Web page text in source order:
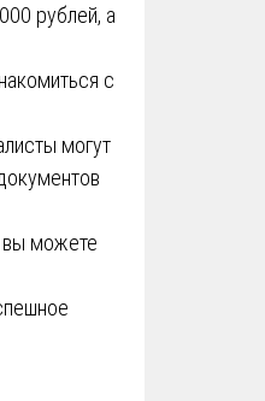
рублей, а
с
могут
можете